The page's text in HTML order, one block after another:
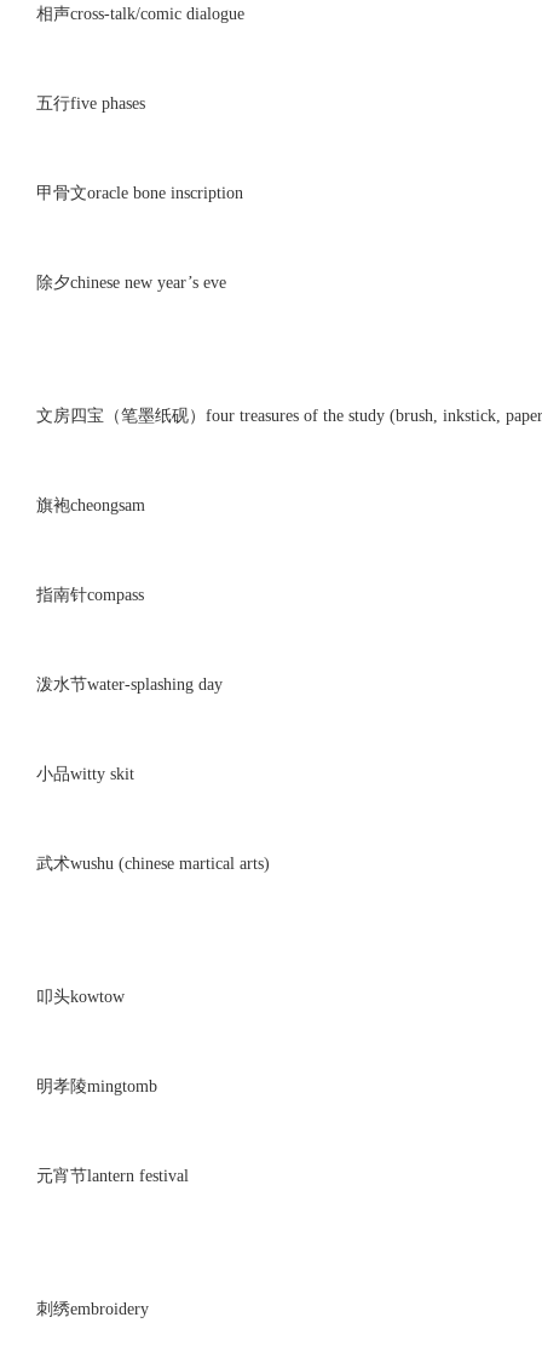
相声cross-talk/comic dialogue
五行five phases
甲骨文oracle bone inscription
除夕chinese new year’s eve
文房四宝（笔墨纸砚）four treasures of the study (brush, inkstick,
旗袍cheongsam
指南针compass
泼水节water-splashing day
小品witty skit
武术wushu (chinese martical arts)
叩头kowtow
明孝陵mingtomb
元宵节lantern festival
刺绣embroidery